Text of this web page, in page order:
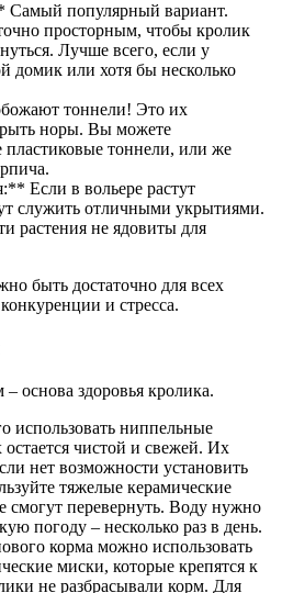
популярный вариант.
просторным, чтобы кролик
Лучше всего, если у
домик или хотя бы несколько
тоннели! Это их
рыть норы. Вы можете
пластиковые тоннели, или же
Если в вольере растут
служить отличными укрытиями.
растения не ядовиты для
быть достаточно для всех
и стресса.
основа здоровья кролика.
ниппельные
чистой и свежей. Их
нет возможности установить
тяжелые керамические
смогут перевернуть. Воду нужно
погоду – несколько раз в день.
корма можно использовать
миски, которые крепятся к
не разбрасывали корм. Для